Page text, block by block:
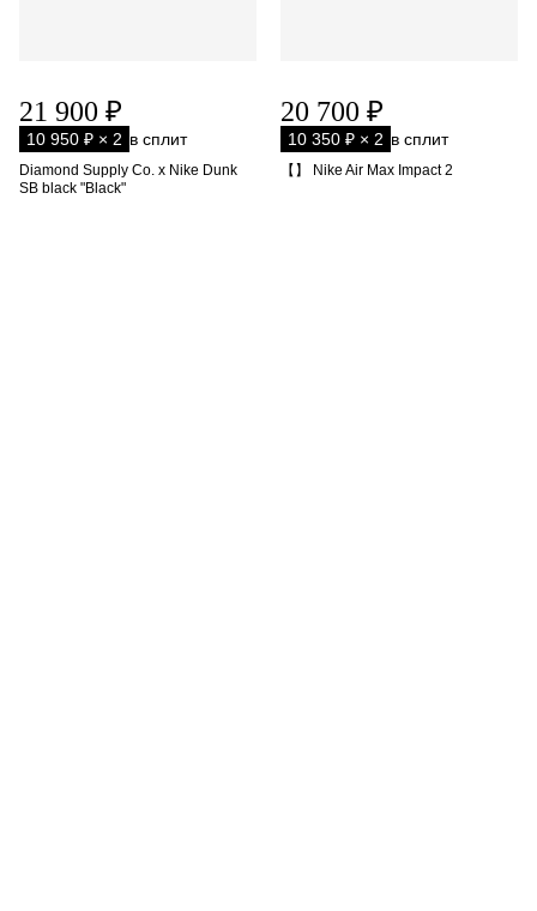
21 900 ₽
10 950 ₽ × 2 в сплит
Diamond Supply Co. x Nike Dunk
SB black "Black"
20 700 ₽
10 350 ₽ × 2 в сплит
【】 Nike Air Max Impact 2